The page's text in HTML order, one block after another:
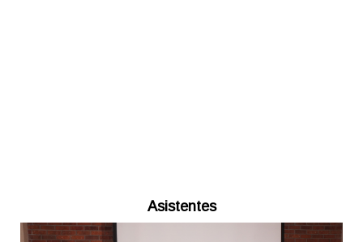
Asistentes